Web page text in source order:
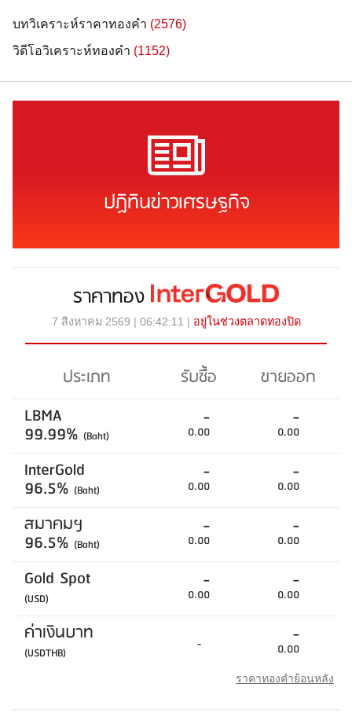
บทวิเคราะห์ราคาทองคำ (2576)
วิดีโอวิเคราะห์ทองคำ (1152)
ปฏิทินข่าวเศรษฐกิจ
ราคาทอง
7 สิงหาคม 2569 | 06:42:11 | อยู่ในช่วงตลาดทองปิด
ประเภท รับซื้อ
ขายออก
LBMA
99.99% (Baht)
-
0.00
-
0.00
InterGold
96.5% (Baht)
-
0.00
-
0.00
สมาคมฯ
96.5% (Baht)
-
0.00
-
0.00
Gold Spot
(USD)
-
0.00
-
0.00
ค่าเงินบาท
(USDTHB) - -
0.00
ราคาทองคำย้อนหลัง